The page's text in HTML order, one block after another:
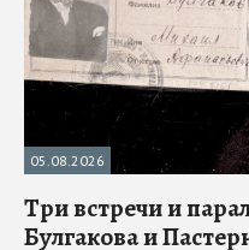
05.08.2026
Три встречи и
Булгакова и